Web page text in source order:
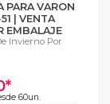
PARA VARON
| VENTA
EMBALAJE
Invierno Por
60un.